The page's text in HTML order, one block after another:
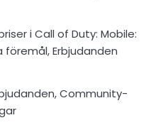
i Call of Duty: Mobile:
föremål, Erbjudanden
Community-